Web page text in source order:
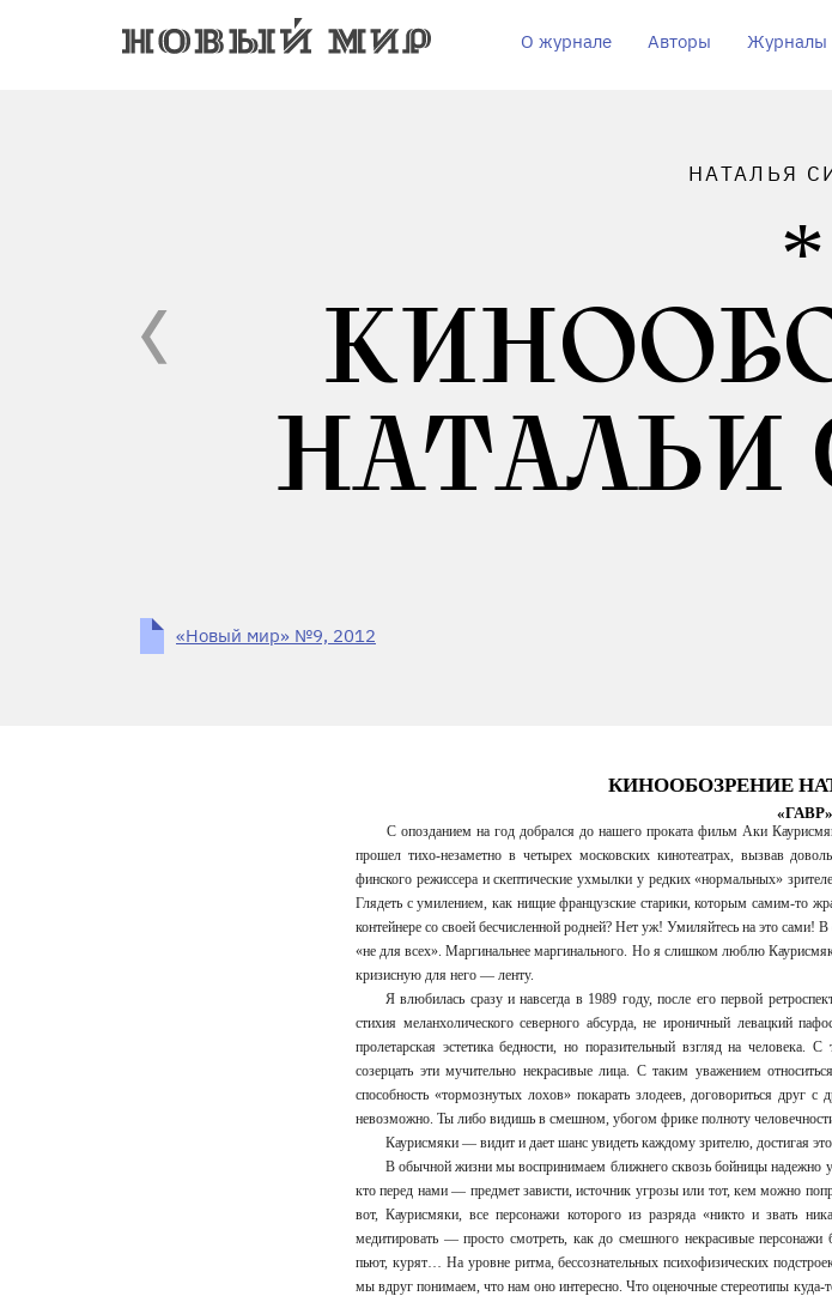
О журнале Авторы Журналы
НАТАЛЬЯ
НАТАЛЬИ
«Новый мир» №9, 2012
КИНООБОЗРЕНИЕ
«ГАВР»
С опозданием на год добрался до нашего проката фильм Аки
прошел тихо-незаметно в четырех московских кинотеатрах, вызвав
финского режиссера и скептические ухмылки у редких «нормальных»
Глядеть с умилением, как нищие французские старики, которым самим-то
контейнере со своей бесчисленной родней? Нет уж! Умиляйтесь на это
«не для всех». Маргинальнее маргинального. Но я слишком люблю
кризисную для него — ленту.
Я влюбилась сразу и навсегда в 1989 году, после его первой
стихия меланхолического северного абсурда, не ироничный левацкий
пролетарская эстетика бедности, но поразительный взгляд на
созерцать эти мучительно некрасивые лица. С таким уважением
способность «тормознутых лохов» покарать злодеев, договориться друг
невозможно. Ты либо видишь в смешном, убогом фрике полноту
Каурисмяки — видит и дает шанс увидеть каждому зрителю, достигая
В обычной жизни мы воспринимаем ближнего сквозь бойницы надежно
кто перед нами — предмет зависти, источник угрозы или тот, кем можно
вот, Каурисмяки, все персонажи которого из разряда «никто и звать
медитировать — просто смотреть, как до смешного некрасивые персонажи
пьют, курят… На уровне ритма, бессознательных психофизических
мы вдруг понимаем, что нам оно интересно. Что оценочные стереотипы